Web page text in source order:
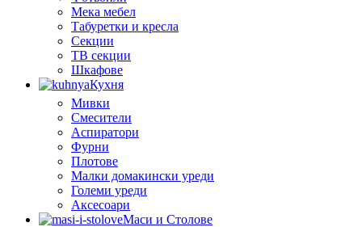
Мека мебел
Табуретки и кресла
Секции
ТВ секции
Шкафове
Кухня
Мивки
Смесители
Аспиратори
Фурни
Плотове
Малки домакински уреди
Големи уреди
Аксесоари
Маси и Столове